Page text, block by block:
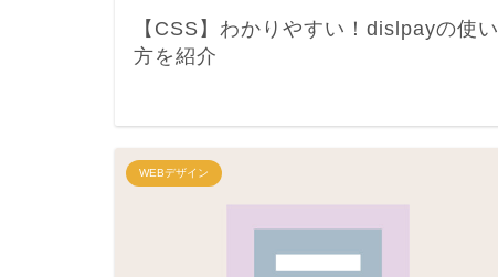
【CSS】わかりやすい！dislpayの使い
方を紹介
WEBデザイン